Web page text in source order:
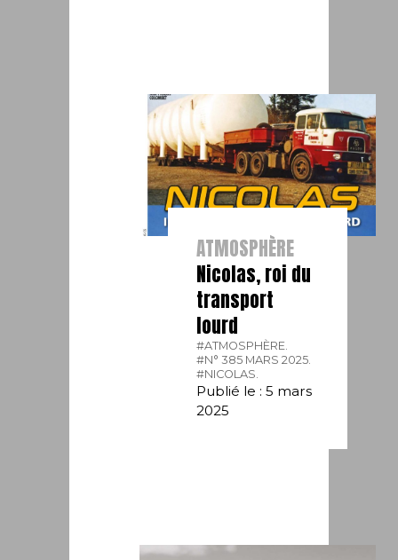
ATMOSPHÈRE
Nicolas, roi du
transport
lourd
#ATMOSPHÈRE.
#N° 385 MARS 2025.
#NICOLAS.
Publié le : 5 mars
2025